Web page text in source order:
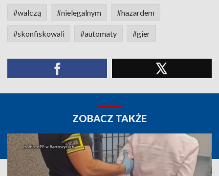
#walczą #nielegalnym #hazardem
#skonfiskowali #automaty #gier
ZOBACZ TAKŻE